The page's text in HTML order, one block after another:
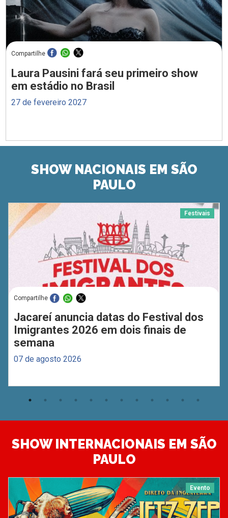
Compartilhe
Laura Pausini fará seu primeiro show
em estádio no Brasil
27 de fevereiro 2027
SHOW NACIONAIS EM SÃO
PAULO
Festivais
Compartilhe
Jacareí anuncia datas do Festival dos
Imigrantes 2026 em dois finais de
semana
07 de agosto 2026
SHOW INTERNACIONAIS EM SÃO
PAULO
Evento